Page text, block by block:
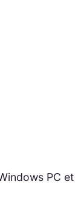
PC et